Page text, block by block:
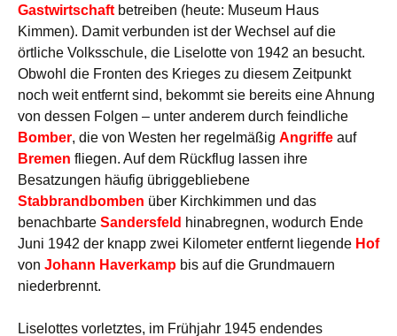
Gastwirtschaft betreiben (heute: Museum Haus
Kimmen). Damit verbunden ist der Wechsel auf die
örtliche Volksschule, die Liselotte von 1942 an besucht.
Obwohl die Fronten des Krieges zu diesem Zeitpunkt
noch weit entfernt sind, bekommt sie bereits eine Ahnung
von dessen Folgen – unter anderem durch feindliche
Bomber, die von Westen her regelmäßig Angriffe auf
Bremen fliegen. Auf dem Rückflug lassen ihre
Besatzungen häufig übriggebliebene
Stabbrandbomben über Kirchkimmen und das
benachbarte Sandersfeld hinabregnen, wodurch Ende
Juni 1942 der knapp zwei Kilometer entfernt liegende Hof
von Johann Haverkamp bis auf die Grundmauern
niederbrennt.
Liselottes vorletztes, im Frühjahr 1945 endendes